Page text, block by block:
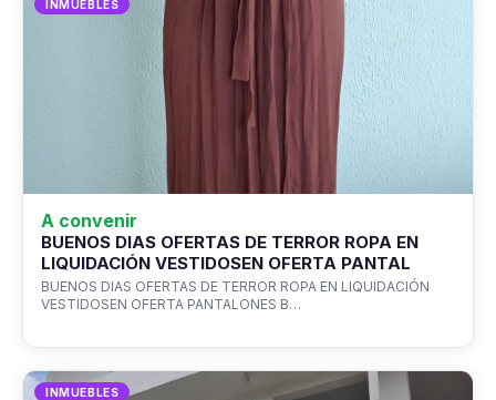
INMUEBLES
A convenir
BUENOS DIAS OFERTAS DE TERROR ROPA EN
LIQUIDACIÓN VESTIDOSEN OFERTA PANTAL
BUENOS DIAS OFERTAS DE TERROR ROPA EN LIQUIDACIÓN
VESTIDOSEN OFERTA PANTALONES B…
INMUEBLES